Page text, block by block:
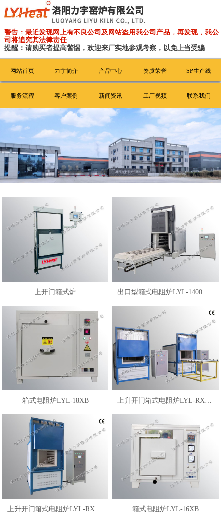
警告：最近发现网上有不良公司及网站盗用我公司产品，再发现，我公
司将追究其法律责任
提醒：请购买者提高警惕，欢迎来厂实地参观考察，以免上当受骗
网站首页 力宇简介 产品中心 资质荣誉 SP生产线
服务流程 客户案例 新闻资讯 工厂视频 联系我们
上开门箱式炉 出口型箱式电阻炉LYL-1400XDL
箱式电阻炉LYL-18XB 上升开门箱式电阻炉LYL-RX3-14
上升开门箱式电阻炉LYL-RX3-10 箱式电阻炉LYL-16XB